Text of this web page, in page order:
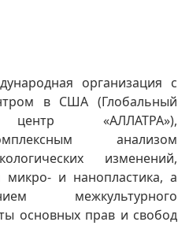
организация с
в США (Глобальный
центр «АЛЛАТРА»),
анализом
изменений,
микро- и нанопластика, а
межкультурного
основных прав и свобод